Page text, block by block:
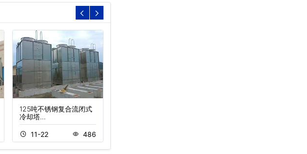
125吨不锈钢复合流闭式
冷却塔…
11-22 486